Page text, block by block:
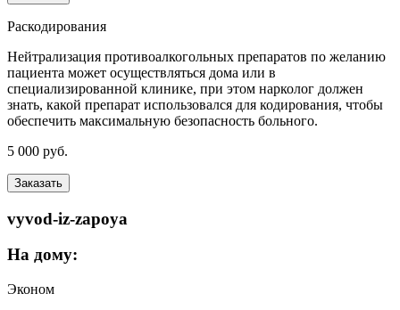
Раскодирования
Нейтрализация противоалкогольных препаратов по желанию
пациента может осуществляться дома или в
специализированной клинике, при этом нарколог должен
знать, какой препарат использовался для кодирования, чтобы
обеспечить максимальную безопасность больного.
5 000 руб.
Заказать
vyvod-iz-zapoya
На дому:
Эконом